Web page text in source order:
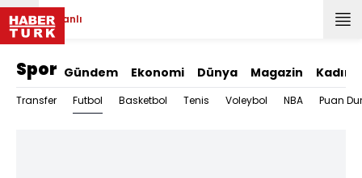
Canlı
Spor Gündem Ekonomi Dünya Magazin Kadın
Transfer Futbol Basketbol Tenis Voleybol NBA Puan